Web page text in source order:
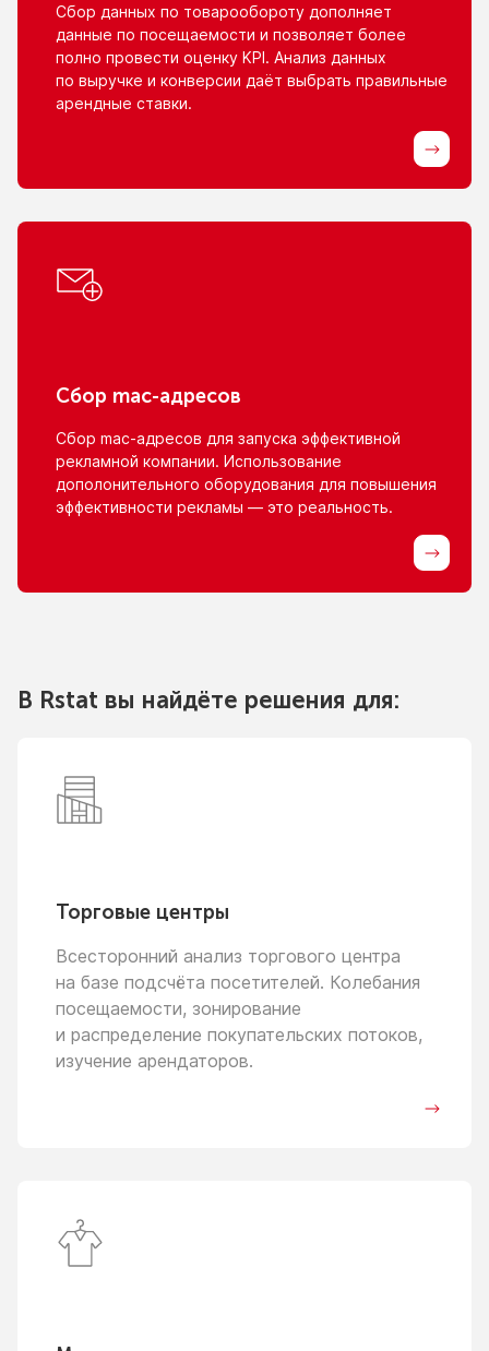
Сбор данных по товарообороту дополняет
данные по посещаемости и позволяет более
полно провести оценку KPI. Анализ данных
по выручке и конверсии даёт выбрать правильные
арендные ставки.
Сбор mac-адресов
Сбор mac-адресов для запуска эффективной
рекламной компании. Использование
дополонительного оборудования для повышения
эффективности рекламы — это реальность.
В Rstat вы найдёте решения для:
Торговые центры
Всесторонний анализ торгового центра
на базе подсчёта посетителей. Колебания
посещаемости, зонирование
и распределение покупательских потоков,
изучение арендаторов.